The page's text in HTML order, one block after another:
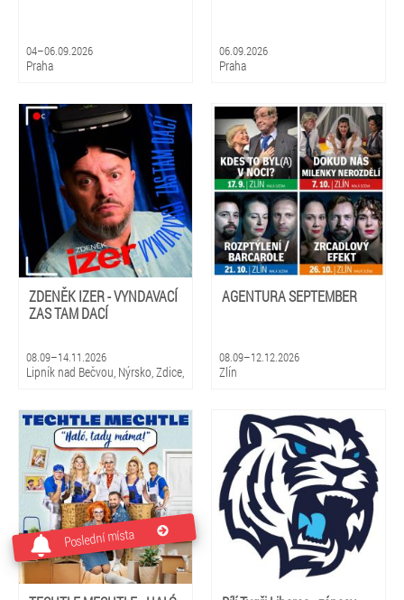
04–06.09.2026
Praha
06.09.2026
Praha
ZDENĚK IZER - VYNDAVACÍ
ZAS TAM DACÍ
08.09–14.11.2026
Lipník nad Bečvou, Nýrsko, Zdice,
Kunštát, Třešť, Žďár nad
Sázavou, Valeč, Bělá pod
Bezdězem
AGENTURA SEPTEMBER
08.09–12.12.2026
Zlín
Poslední místa